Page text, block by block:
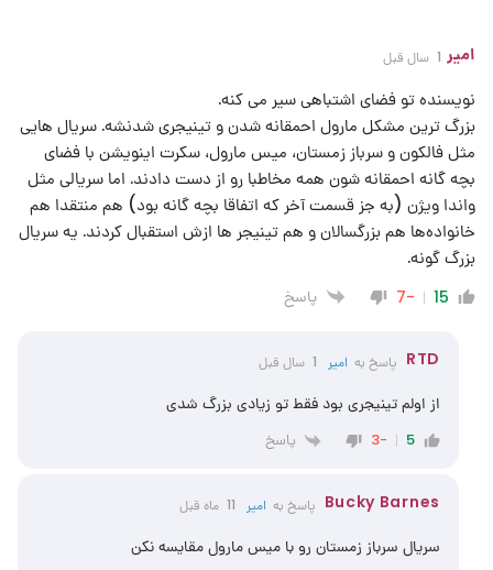
امیر 1 سال قبل
نویسنده تو فضای اشتباهی سیر می کنه.
بزرگ ترین مشکل مارول احمقانه شدن و تینیجری شدنشه. سریال هایی
مثل فالکون و سرباز زمستان، میس مارول، سکرت اینویشن با فضای
بچه گانه احمقانه شون همه مخاطبا رو از دست دادند. اما سریالی مثل
واندا ویژن (به جز قسمت آخر که اتفاقا بچه گانه بود) هم منتقدا هم
خانواده‌ها هم بزرگسالان و هم تینیجر ها ازش استقبال کردند. یه سریال
بزرگ گونه.
15
-7 پاسخ
RTD پاسخ بهامیر 1 سال قبل
از اولم تینیجری بود فقط تو زیادی بزرگ شدی
5
-3 پاسخ
Bucky Barnes پاسخ بهامیر 11 ماه قبل
سریال سرباز زمستان رو با میس مارول مقایسه نکن